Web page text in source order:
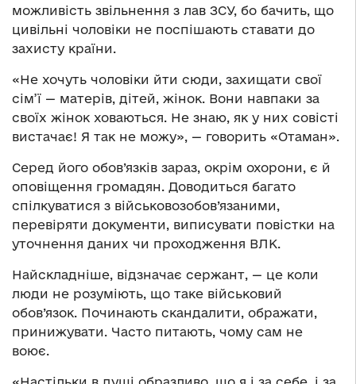
можливість звільнення з лав ЗСУ, бо бачить, що
цивільні чоловіки не поспішають ставати до
захисту країни.
«Не хочуть чоловіки йти сюди, захищати свої
сім’ї — матерів, дітей, жінок. Вони навпаки за
своїх жінок ховаються. Не знаю, як у них совісті
вистачає! Я так не можу», — говорить «Отаман».
Серед його обов’язків зараз, окрім охорони, є й
оповіщення громадян. Доводиться багато
спілкуватися з військовозобов’язаними,
перевіряти документи, виписувати повістки на
уточнення даних чи проходження ВЛК.
Найскладніше, відзначає сержант, — це коли
люди не розуміють, що таке військовий
обов’язок. Починають скандалити, ображати,
принижувати. Часто питають, чому сам не
воює.